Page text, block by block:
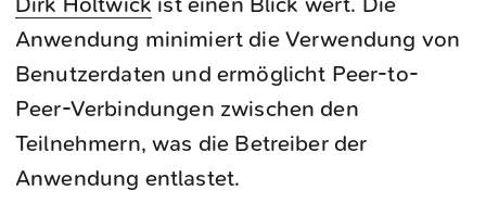
Anwendung minimiert die Verwendung von
Benutzerdaten und ermöglicht Peer-to-
Peer-Verbindungen zwischen den
Teilnehmern, was die Betreiber der
Anwendung entlastet.